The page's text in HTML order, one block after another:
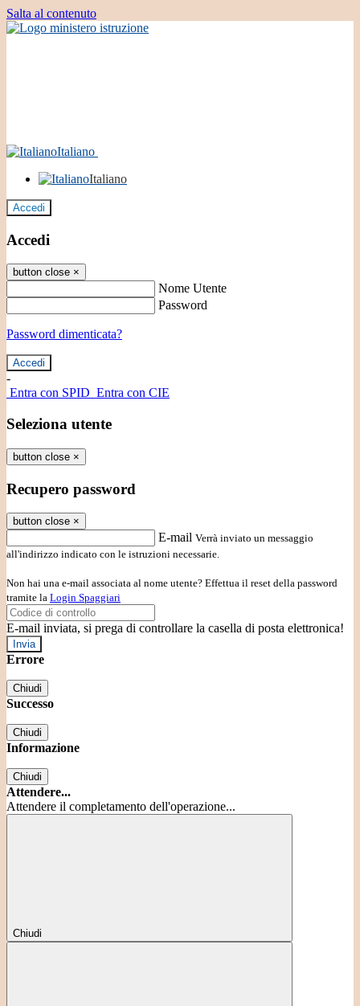
Salta al contenuto
Italiano
Italiano
Accedi
Accedi
button close ×
Nome Utente
Password
Password dimenticata?
-
Entra con SPID Entra con CIE
Seleziona utente
button close ×
Recupero password
button close ×
E-mail Verrà inviato un messaggio
all'indirizzo indicato con le istruzioni necessarie.
Non hai una e-mail associata al nome utente? Effettua il reset della password
tramite la Login Spaggiari
E-mail inviata, si prega di controllare la casella di posta elettronica!
Errore
Chiudi
Successo
Chiudi
Informazione
Chiudi
Attendere...
Attendere il completamento dell'operazione...
Chiudi